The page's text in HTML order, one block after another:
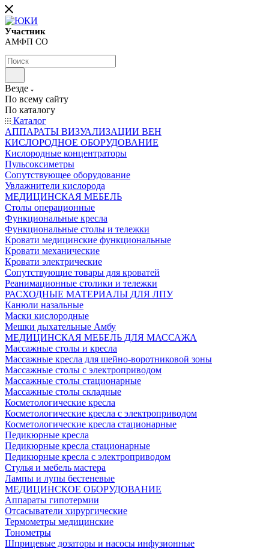
Участник
АМФП СО
Везде
По всему сайту
По каталогу
Каталог
АППАРАТЫ ВИЗУАЛИЗАЦИИ ВЕН
КИСЛОРОДНОЕ ОБОРУДОВАНИЕ
Кислородные концентраторы
Пульсоксиметры
Сопутствующее оборудование
Увлажнители кислорода
МЕДИЦИНСКАЯ МЕБЕЛЬ
Столы операционные
Функциональные кресла
Функциональные столы и тележки
Кровати медицинские функциональные
Кровати механические
Кровати электрические
Сопутствующие товары для кроватей
Реанимационные столики и тележки
РАСХОДНЫЕ МАТЕРИАЛЫ ДЛЯ ЛПУ
Канюли назальные
Маски кислородные
Мешки дыхательные Амбу
МЕДИЦИНСКАЯ МЕБЕЛЬ ДЛЯ МАССАЖА
Массажные столы и кресла
Массажные кресла для шейно-воротниковой зоны
Массажные столы с электроприводом
Массажные столы стационарные
Массажные столы складные
Косметологические кресла
Косметологические кресла с электроприводом
Косметологические кресла стационарные
Педикюрные кресла
Педикюрные кресла стационарные
Педикюрные кресла с электроприводом
Стулья и мебель мастера
Лампы и лупы бестеневые
МЕДИЦИНСКОЕ ОБОРУДОВАНИЕ
Аппараты гипотермии
Отсасыватели хирургические
Термометры медицинские
Тонометры
Шприцевые дозаторы и насосы инфузионные